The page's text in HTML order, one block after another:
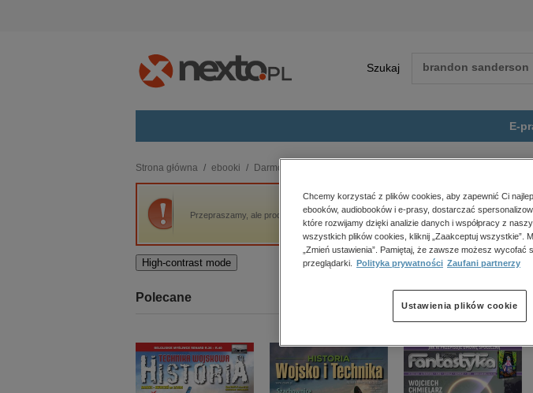
Szukaj
E-
budownictwo, aranżacja wnętrz
biznesowe, branżowe, gospodarka
darmowe wydania
edukacja
kobiece, lifestyle, kultura
polityka, społeczno-
psychologiczne
inne
popularno-naukowe
historia
zdrowie
religie
Strona główna ebooki Darmowe ebooki
Przepraszamy, ale produkt „Liryka Francuska I” nie jest dostępny.
High-contrast mode
Polecane
Chcemy korzystać z plików cookies, aby zapewnić Ci
ebooków, audiobooków i e-prasy, dostarczać
które rozwijamy dzięki analizie danych i współpracy z
wszystkich plików cookies, kliknij „Zaakceptuj wszystkie”.
„Zmień ustawienia”. Pamiętaj, że zawsze możesz
przeglądarki.
Polityka prywatności Zaufani partnerzy
Ustawienia plików cookie